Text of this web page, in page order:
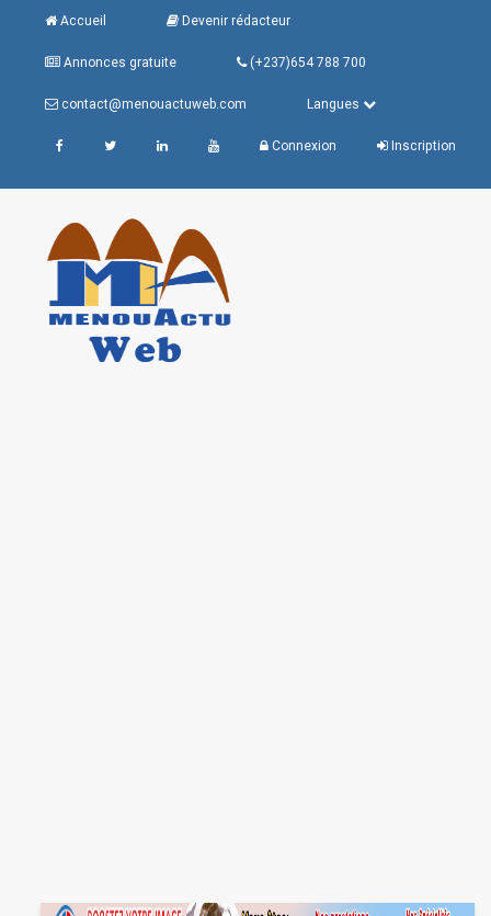
Accueil Devenir rédacteur
Annonces gratuite (+237)654 788 700
contact@menouactuweb.com Langues
Connexion Inscription